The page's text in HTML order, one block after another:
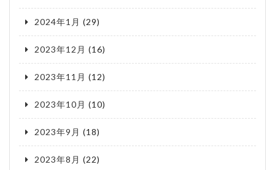
2024年1月 (29)
2023年12月 (16)
2023年11月 (12)
2023年10月 (10)
2023年9月 (18)
2023年8月 (22)